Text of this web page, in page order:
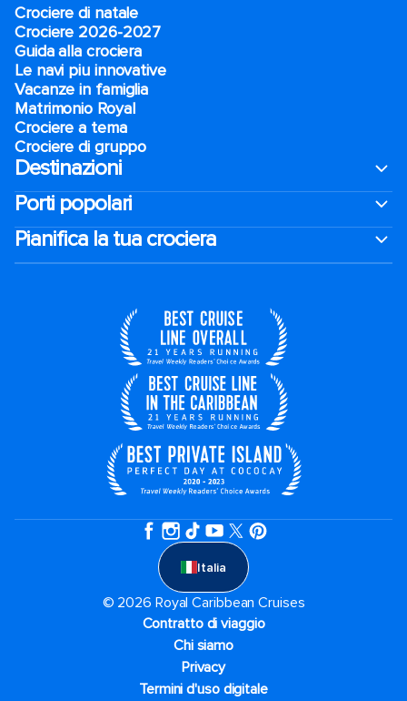
Crociere di natale​
Crociere 2026-2027
Guida alla crociera
Le navi piu innovative
Vacanze in famiglia
Matrimonio Royal
Crociere a tema
Crociere di gruppo
Destinazioni
Porti popolari
Pianifica la tua crociera
Italia
© 2026 Royal Caribbean Cruises
Contratto di viaggio
Chi siamo
Privacy
Termini d'uso digitale